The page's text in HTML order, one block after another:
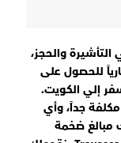
والحجز،
للحصول على
إلي الكويت.
جداً، وأي
مبالغ ضخمة